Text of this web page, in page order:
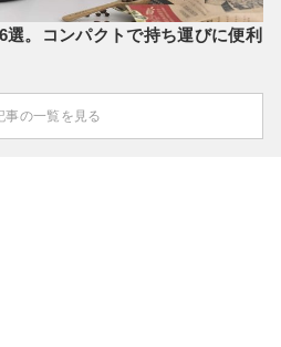
選。コンパクトで持ち運びに便利
事の一覧を見る